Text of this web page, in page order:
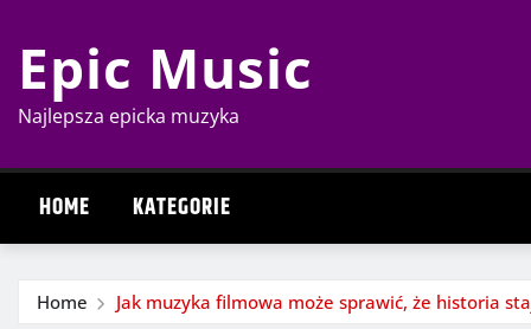
content
Epic Music
Najlepsza epicka muzyka
HOME KATEGORIE
Home Jak muzyka filmowa może sprawić, że historia